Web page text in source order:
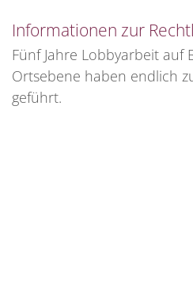
Informationen zur
Fünf Jahre Lobbyarbeit auf
Ortsebene haben endlich
geführt.